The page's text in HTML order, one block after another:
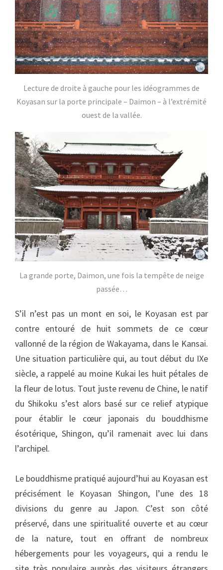
Lecture de droite à gauche pour les idéogrammes de
Koyasan sur la porte principale – Daimon – à l’extrémité
ouest de la vallée.
La grande porte, Daimon, une fois la tempête de neige
passée…
S’il n’est pas un mont en soi, le Koyasan est par
contre entouré de huit sommets de ce cœur
vallonné de la région de Wakayama, dans le Kansai.
Une situation particulière qui, au tout début du IXe
siècle, a rappelé au moine Kukai les huit pétales de
la fleur de lotus. Tout juste revenu de Chine, le natif
du Shikoku s’est alors basé sur ce relief atypique
pour établir le cœur japonais du bouddhisme
ésotérique, Shingon, qu’il ramenait avec lui dans
l’archipel.
Le bouddhisme pratiqué aujourd’hui au Koyasan est
précisément le Koyasan Shingon, l’une des 18
divisions du genre au Japon. C’est son côté
préservé, dans une spiritualité ouverte et au cœur
de la nature, tout en offrant de nombreux
hébergements pour les voyageurs, qui a rendu le